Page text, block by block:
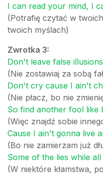
I can read your mind, I
(Potrafię czytać w
twoich myślach)
Zwrotka 3:
Don't leave false
(Nie zostawiaj za sobą
Don't cry cause I ain't
(Nie płacz, bo nie
So find another fool like
(Więc znajdź sobie
Cause I ain't gonna live
(Bo nie zamierzam już
Some of the lies while
(W niektóre kłamstwa,